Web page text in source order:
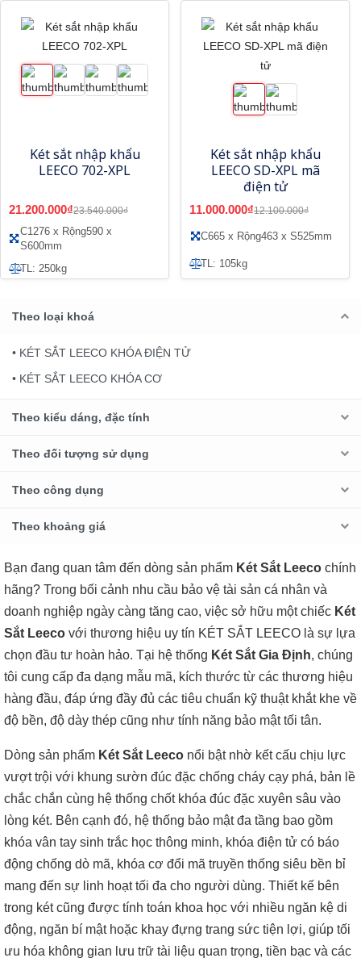
Két sắt nhập khẩu
LEECO 702-XPL
21.200.000₫23.540.000₫
C1276 x Rộng590 x
S600mm
TL: 250kg
Két sắt nhập khẩu
LEECO SD-XPL mã
điện tử
11.000.000₫12.100.000₫
C665 x Rộng463 x S525mm
TL: 105kg
Theo loại khoá
• KÉT SẮT LEECO KHÓA ĐIỆN TỬ
• KÉT SẮT LEECO KHÓA CƠ
Theo kiểu dáng, đặc tính
Theo đối tượng sử dụng
Theo công dụng
Theo khoảng giá
Bạn đang quan tâm đến dòng sản phẩm Két Sắt Leeco chính
hãng? Trong bối cảnh nhu cầu bảo vệ tài sản cá nhân và
doanh nghiệp ngày càng tăng cao, việc sở hữu một chiếc Két
Sắt Leeco với thương hiệu uy tín KÉT SẮT LEECO là sự lựa
chọn đầu tư hoàn hảo. Tại hệ thống Két Sắt Gia Định, chúng
tôi cung cấp đa dạng mẫu mã, kích thước từ các thương hiệu
hàng đầu, đáp ứng đầy đủ các tiêu chuẩn kỹ thuật khắt khe về
độ bền, độ dày thép cũng như tính năng bảo mật tối tân.
Dòng sản phẩm Két Sắt Leeco nổi bật nhờ kết cấu chịu lực
vượt trội với khung sườn đúc đặc chống cháy cạy phá, bản lề
chắc chắn cùng hệ thống chốt khóa đúc đặc xuyên sâu vào
lòng két. Bên cạnh đó, hệ thống bảo mật đa tầng bao gồm
khóa vân tay sinh trắc học thông minh, khóa điện tử có báo
động chống dò mã, khóa cơ đổi mã truyền thống siêu bền bỉ
mang đến sự linh hoạt tối đa cho người dùng. Thiết kế bên
trong két cũng được tính toán khoa học với nhiều ngăn kệ di
động, ngăn bí mật hoặc khay đựng trang sức tiện lợi, giúp tối
ưu hóa không gian lưu trữ tài liệu quan trọng, tiền bạc và các